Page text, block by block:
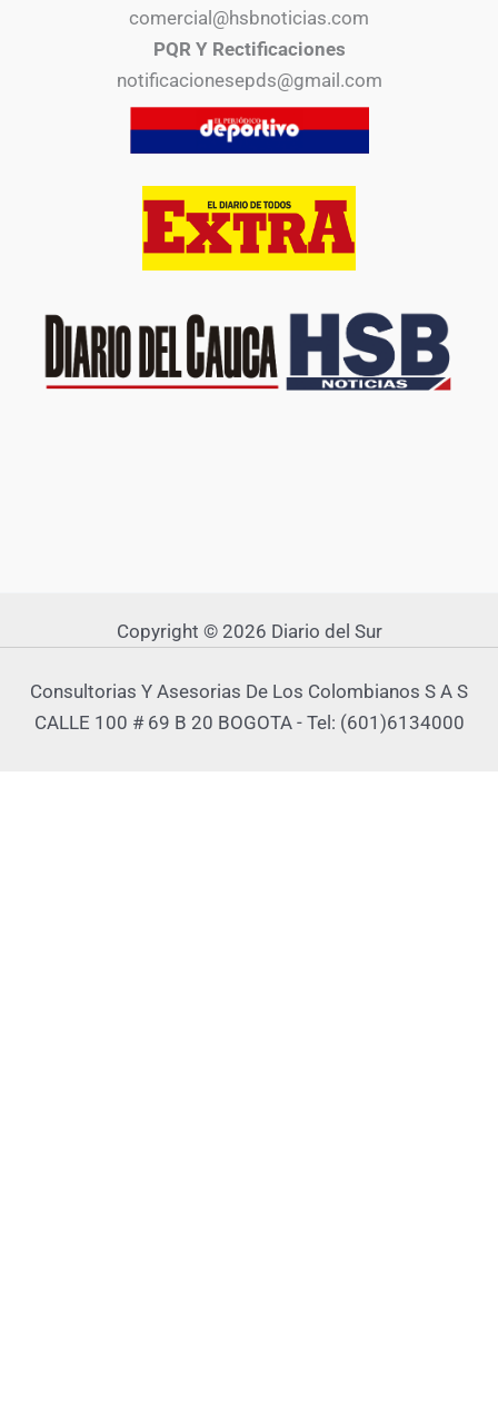
comercial@hsbnoticias.com
PQR Y Rectificaciones
notificacionesepds@gmail.com
Copyright © 2026 Diario del Sur
Consultorias Y Asesorias De Los Colombianos S A S
CALLE 100 # 69 B 20 BOGOTA - Tel: (601)6134000